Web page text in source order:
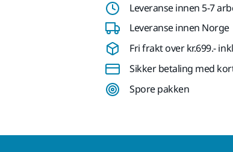
Leveranse innen 5-7
Leveranse innen Norge
Fri frakt over kr.699.-
Sikker betaling med
Spore pakken